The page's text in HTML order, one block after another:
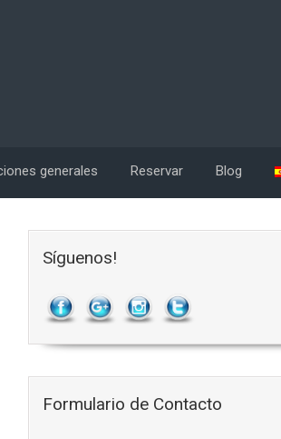
generales Reservar Blog
Síguenos!
Formulario de Contacto